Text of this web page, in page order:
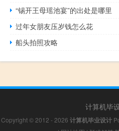
“锡开王母瑶池宴”的出处是哪里
过年女朋友压岁钱怎么花
船头拍照攻略
计算机毕
Copyright © 2012 - 2026 计算机毕业设计